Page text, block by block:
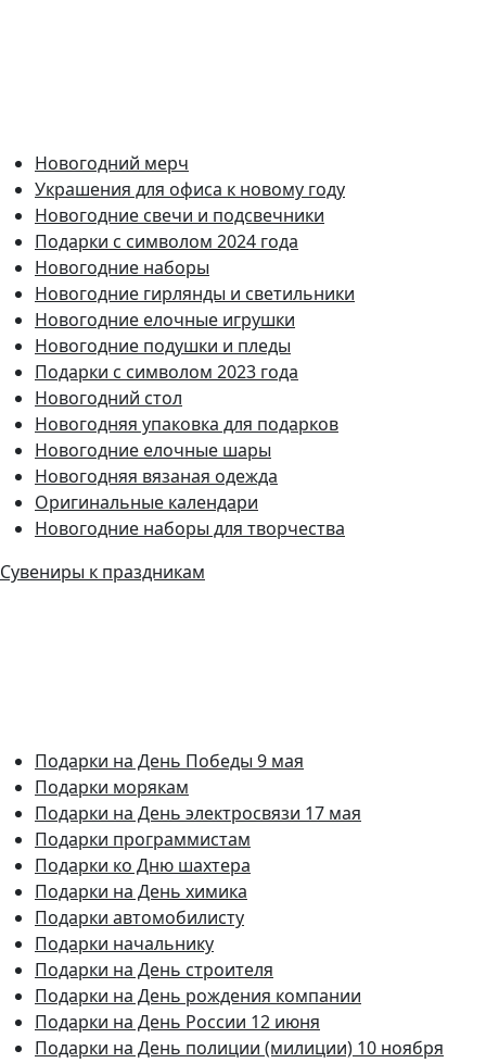
Новогодний мерч
Украшения для офиса к новому году
Новогодние свечи и подсвечники
Подарки с символом 2024 года
Новогодние наборы
Новогодние гирлянды и светильники
Новогодние елочные игрушки
Новогодние подушки и пледы
Подарки с символом 2023 года
Новогодний стол
Новогодняя упаковка для подарков
Новогодние елочные шары
Новогодняя вязаная одежда
Оригинальные календари
Новогодние наборы для творчества
Сувениры к праздникам
Подарки на День Победы 9 мая
Подарки морякам
Подарки на День электросвязи 17 мая
Подарки программистам
Подарки ко Дню шахтера
Подарки на День химика
Подарки автомобилисту
Подарки начальнику
Подарки на День строителя
Подарки на День рождения компании
Подарки на День России 12 июня
Подарки на День полиции (милиции) 10 ноября